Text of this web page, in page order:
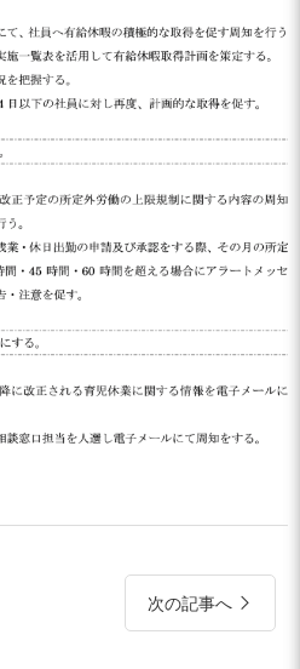
次の記事へ